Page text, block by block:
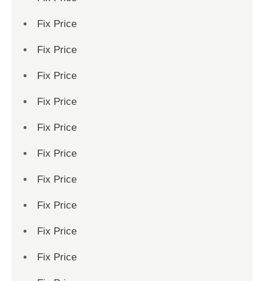
Fix Price
Fix Price
Fix Price
Fix Price
Fix Price
Fix Price
Fix Price
Fix Price
Fix Price
Fix Price